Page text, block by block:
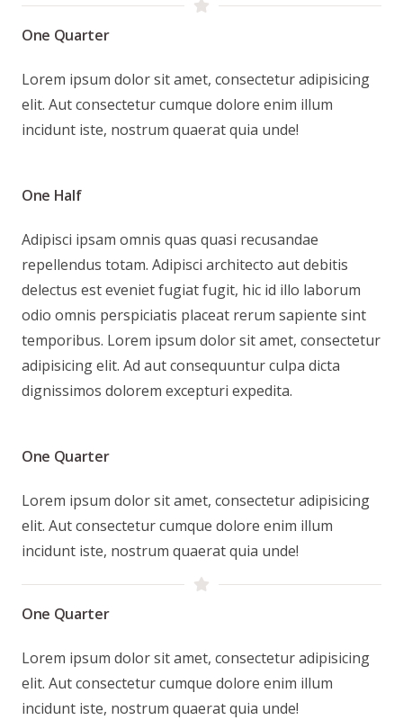
One Quarter
Lorem ipsum dolor sit amet, consectetur adipisicing
elit. Aut consectetur cumque dolore enim illum
incidunt iste, nostrum quaerat quia unde!
One Half
Adipisci ipsam omnis quas quasi recusandae
repellendus totam. Adipisci architecto aut debitis
delectus est eveniet fugiat fugit, hic id illo laborum
odio omnis perspiciatis placeat rerum sapiente sint
temporibus. Lorem ipsum dolor sit amet, consectetur
adipisicing elit. Ad aut consequuntur culpa dicta
dignissimos dolorem excepturi expedita.
One Quarter
Lorem ipsum dolor sit amet, consectetur adipisicing
elit. Aut consectetur cumque dolore enim illum
incidunt iste, nostrum quaerat quia unde!
One Quarter
Lorem ipsum dolor sit amet, consectetur adipisicing
elit. Aut consectetur cumque dolore enim illum
incidunt iste, nostrum quaerat quia unde!